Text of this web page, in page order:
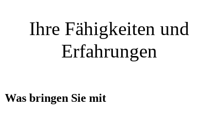
Ihre Fähigkeiten und
Erfahrungen
Was bringen Sie mit